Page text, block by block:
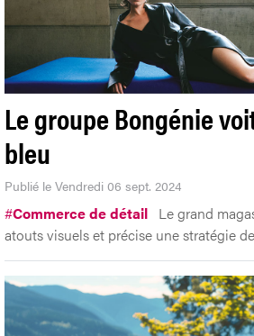
Le groupe Bongénie
bleu
Publié le Vendredi 06 sept. 2024
#Commerce de détail Le grand
atouts visuels et précise une stratégie